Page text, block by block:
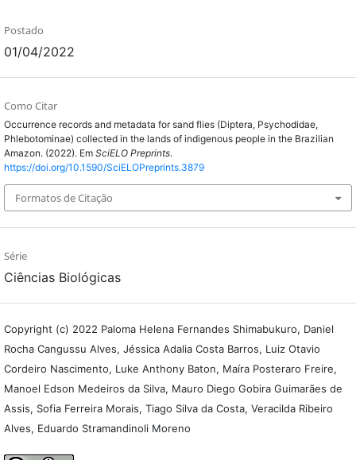
Postado
01/04/2022
Como Citar
Occurrence records and metadata for sand flies (Diptera, Psychodidae,
Phlebotominae) collected in the lands of indigenous people in the Brazilian
Amazon. (2022). Em SciELO Preprints.
https://doi.org/10.1590/SciELOPreprints.3879
Formatos de Citação
Série
Ciências Biológicas
Copyright (c) 2022 Paloma Helena Fernandes Shimabukuro, Daniel
Rocha Cangussu Alves, Jéssica Adalia Costa Barros, Luiz Otavio
Cordeiro Nascimento, Luke Anthony Baton, Maíra Posteraro Freire,
Manoel Edson Medeiros da Silva, Mauro Diego Gobira Guimarães de
Assis, Sofia Ferreira Morais, Tiago Silva da Costa, Veracilda Ribeiro
Alves, Eduardo Stramandinoli Moreno